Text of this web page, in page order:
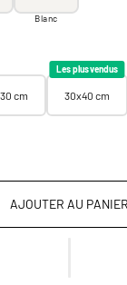
cm 30x40
Blanc
cm
Les plus vendus
30x40 cm
AJOUTER AU PANIER